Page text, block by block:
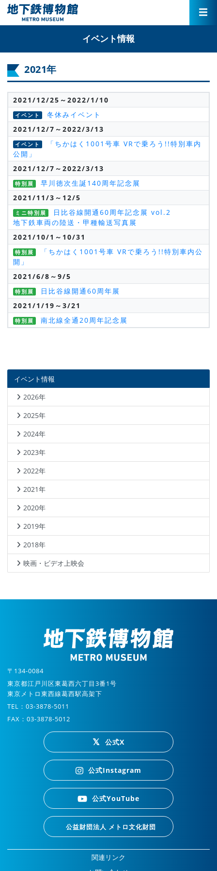
イベント情報
2021年
2021/12/25～2022/1/10
イベント
冬休みイベント
2021/12/7～2022/3/13
イベント
「ちかはく1001号車 VRで乗ろう!!特別車内
公開」
2021/12/7～2022/3/13
特別展
早川徳次生誕140周年記念展
2021/11/3～12/5
ミニ特別展
日比谷線開通60周年記念展 vol.2
地下鉄車両の陸送・甲種輸送写真展
2021/10/1～10/31
特別展
「ちかはく1001号車 VRで乗ろう!!特別車内公
開」
2021/6/8～9/5
特別展
日比谷線開通60周年展
2021/1/19～3/21
特別展 南北線全通20周年記念展
イベント情報
2026年
2025年
2024年
2023年
2022年
2021年
2020年
2019年
2018年
映画・ビデオ上映会
〒134-0084
東京都江戸川区東葛西六丁目3番1号
東京メトロ東西線葛西駅高架下
TEL：03-3878-5011
FAX：03-3878-5012
公式X
公式Instagram
公式YouTube
公益財団法人 メトロ文化財団
関連リンク